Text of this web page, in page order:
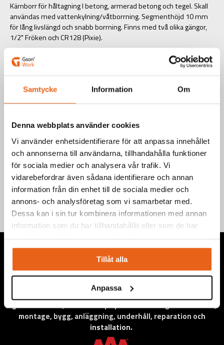
Samtycke Information Om
Denna webbplats använder cookies
Vi använder enhetsidentifierare för att anpassa innehållet
och annonserna till användarna, tillhandahålla funktioner
för sociala medier och analysera vår trafik. Vi
vidarebefordrar även sådana identifierare och annan
information från din enhet till de sociala medier och
annons- och analysföretag som vi samarbetar med.
Dessa kan i sin tur kombinera informationen med annan
information som du har tillhandahållit eller som de har
Tillåt alla
Anpassa
Kärnborr för håltagning I betong, armerad betong och tegel. Skall
användas med vattenkylning/våtborrning. Segmenthöjd 10 mm
för lång livslängd och snabb borrning. Finns med två olika gängor,
1/2" Fröken och CR128 (Pixie).
Art.nr.: 841122
EAN-kod: 7340090220586
Välj product
Teknisk information
Vi levererar högkvalitativa ”produkter för proffs”, under
eget varumärke, med fokus på problemlösning inom service,
montage, bygg, anläggning, underhåll, reparation och
installation.